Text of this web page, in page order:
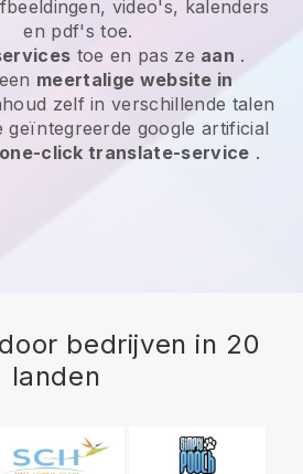
video's, kalenders
en pdf's toe.
toe en pas ze aan .
meertalige website in
zelf in verschillende talen
geïntegreerde google artificial
one-click translate-service .
bedrijven in 20
landen